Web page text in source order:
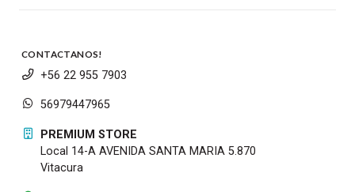
CONTACTANOS!
+56 22 955 7903
56979447965
PREMIUM STORE
Local 14-A AVENIDA SANTA MARIA 5.870
Vitacura